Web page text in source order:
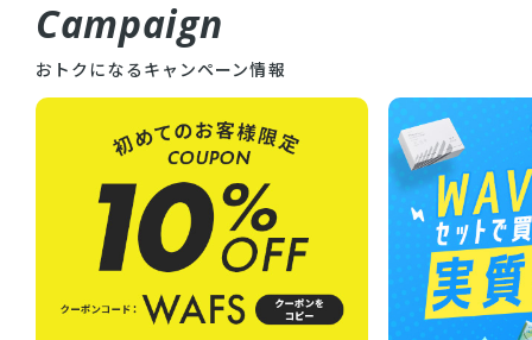
Campaign
おトクになるキャンペーン情報